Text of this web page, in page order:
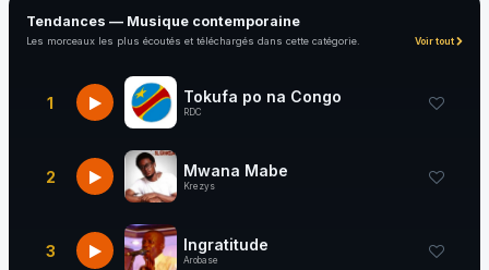
Tendances — Musique contemporaine
Les morceaux les plus écoutés et téléchargés dans cette catégorie. Voir tout
1 Tokufa po na Congo
RDC
2 Mwana Mabe
Krezys
3 Ingratitude
Arobase